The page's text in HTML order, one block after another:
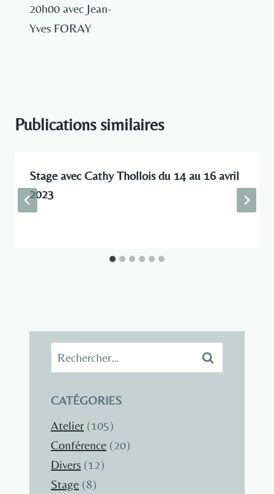
20h00 avec Jean-
Yves FORAY
Publications similaires
Stage avec Cathy Thollois du 14 au 16 avril
2023
Rechercher :
CATÉGORIES
Atelier (105)
Conférence (20)
Divers (12)
Stage (8)